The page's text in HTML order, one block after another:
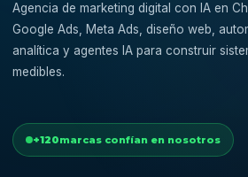
Agencia de marketing digital con IA en
Google Ads, Meta Ads, diseño web,
analítica y agentes IA para construir
medibles.
+120marcas confían en nosotros